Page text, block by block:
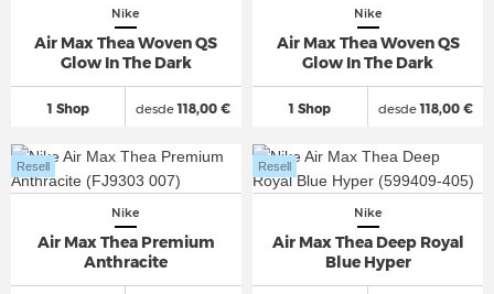
Nike
Air Max Thea Woven QS
Glow In The Dark
1 Shop desde118,00 €
Nike
Air Max Thea Woven QS
Glow In The Dark
1 Shop desde118,00 €
Nike
Air Max Thea Premium
Anthracite
Resell
Nike
Air Max Thea Deep Royal
Blue Hyper
Resell